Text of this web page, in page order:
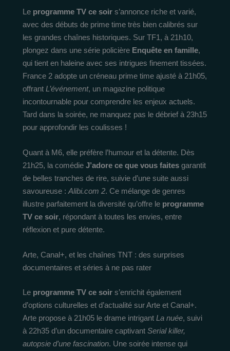
Le programme TV ce soir s’annonce riche et varié,
avec des débuts de prime time très bien calibrés sur
les grandes chaînes historiques. Sur TF1, à 21h10,
plongez dans une série policière Enquête en famille,
qui tient en haleine avec ses intrigues finement tissées.
France 2 adopte un créneau prime time ajusté à 21h05,
offrant L’événement, un magazine politique
incontournable pour comprendre les enjeux actuels.
Tard dans la soirée, ne manquez pas le débrief à 23h15
pour approfondir les coulisses !
Quant à M6, elle préfère l’humour et la détente. Dès
21h25, la comédie J’adore ce que vous faites garantit
de belles tranches de rire, suivie d’une suite aussi
savoureuse :Alibi.com 2. Ce mélange de genres
illustre parfaitement la diversité qu’offre le programme
TV ce soir, répondant à toutes les envies, entre
réflexion et pure détente.
Arte, Canal+, et les chaînes TNT : des surprises
documentaires et séries à ne pas rater
Le programme TV ce soir s’enrichit également
d’options culturelles et d’actualité sur Arte et Canal+.
Arte propose à 21h05 le drame intrigant La nuée, suivi
à 22h35 d’un documentaire captivant Serial killer,
autopsie d’une fascination. Une soirée intense qui